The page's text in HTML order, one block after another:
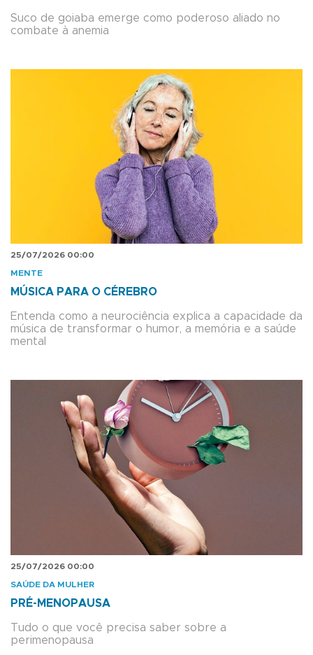
Suco de goiaba emerge como poderoso aliado no
combate à anemia
25/07/2026 00:00
MENTE
MÚSICA PARA O CÉREBRO
Entenda como a neurociência explica a capacidade da
música de transformar o humor, a memória e a saúde
mental
25/07/2026 00:00
SAÚDE DA MULHER
PRÉ-MENOPAUSA
Tudo o que você precisa saber sobre a
perimenopausa